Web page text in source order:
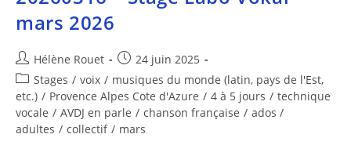
mars 2026
Hélène Rouet
24 juin 2025
Stages / voix / musiques du monde (latin, pays de l'Est,
etc.) / Provence Alpes Cote d'Azure / 4 à 5 jours / technique
vocale / AVDJ en parle / chanson française / ados /
adultes / collectif / mars